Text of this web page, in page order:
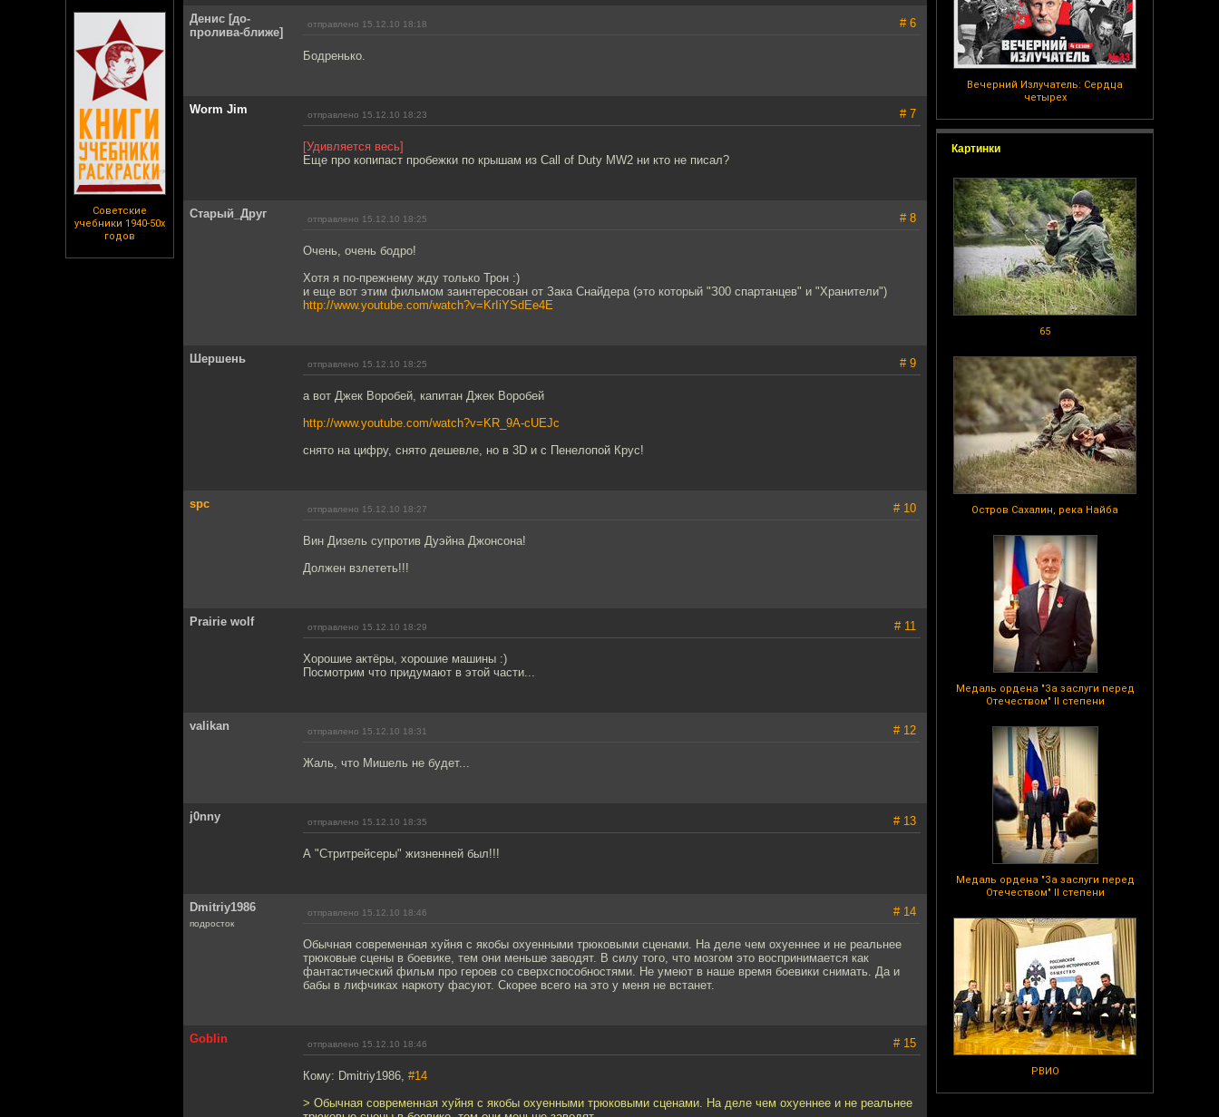
Советские
учебники 1940-50х
годов
Вечерний Излучатель: Сердца
четырех
Картинки
65
Остров Сахалин, река Найба
Медаль ордена "За заслуги перед
Отечеством" II степени
Медаль ордена "За заслуги перед
Отечеством" II степени
РВИО
Денис [до-
пролива-ближе]
отправлено 15.12.10 18:18 # 6
Бодренько.
Worm Jim отправлено 15.12.10 18:23 # 7
[Удивляется весь]
Еще про копипаст пробежки по крышам из Call of Duty MW2 ни кто не писал?
Старый_Друг отправлено 15.12.10 18:25 # 8
Очень, очень бодро!
Хотя я по-прежнему жду только Трон :)
и еще вот этим фильмом заинтересован от Зака Снайдера (это который "З00 спартанцев" и "Хранители")
http://www.youtube.com/watch?v=KrIiYSdEe4E
Шершень отправлено 15.12.10 18:25 # 9
а вот Джек Воробей, капитан Джек Воробей
http://www.youtube.com/watch?v=KR_9A-cUEJc
снято на цифру, снято дешевле, но в 3D и с Пенелопой Крус!
spc отправлено 15.12.10 18:27 # 10
Вин Дизель супротив Дуэйна Джонсона!
Должен взлететь!!!
Prairie wolf отправлено 15.12.10 18:29 # 11
Хорошие актёры, хорошие машины :)
Посмотрим что придумают в этой части...
valikan отправлено 15.12.10 18:31 # 12
Жаль, что Мишель не будет...
j0nny отправлено 15.12.10 18:35 # 13
А "Стритрейсеры" жизненней был!!!
Dmitriy1986
подросток
отправлено 15.12.10 18:46 # 14
Обычная современная хуйня с якобы охуенными трюковыми сценами. На деле чем охуеннее и не реальнее
трюковые сцены в боевике, тем они меньше заводят. В силу того, что мозгом это воспринимается как
фантастический фильм про героев со сверхспособностями. Не умеют в наше время боевики снимать. Да и
бабы в лифчиках наркоту фасуют. Скорее всего на это у меня не встанет.
Goblin отправлено 15.12.10 18:46 # 15
Кому: Dmitriy1986, #14
> Обычная современная хуйня с якобы охуенными трюковыми сценами. На деле чем охуеннее и не реальнее